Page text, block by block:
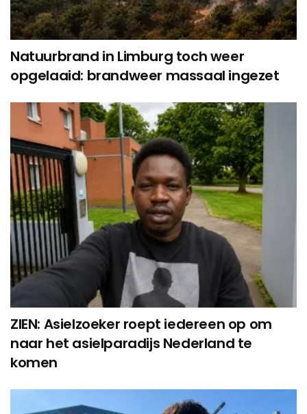
Natuurbrand in Limburg toch weer
opgelaaid: brandweer massaal ingezet
ZIEN: Asielzoeker roept iedereen op om
naar het asielparadijs Nederland te
komen